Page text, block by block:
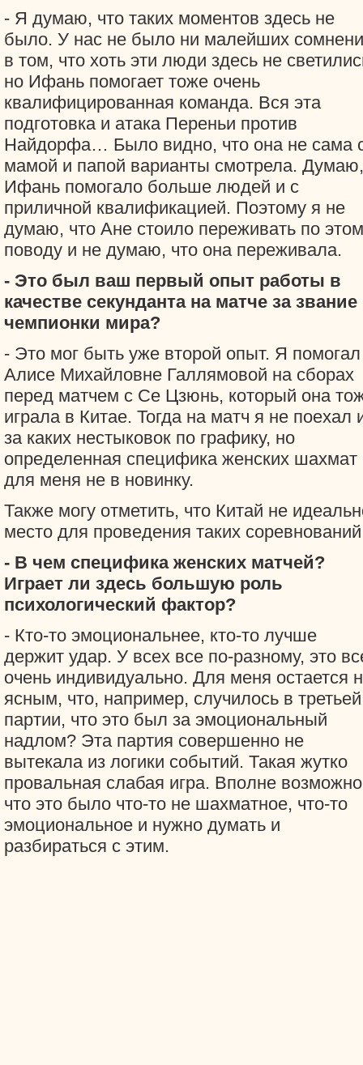
- Я думаю, что таких моментов здесь не
было. У нас не было ни малейших
в том, что хоть эти люди здесь не
но Ифань помогает тоже очень
квалифицированная команда. Вся эта
подготовка и атака Переньи против
Найдорфа… Было видно, что она не сама
мамой и папой варианты смотрела. Думаю,
Ифань помогало больше людей и с
приличной квалификацией. Поэтому я не
думаю, что Ане стоило переживать по
поводу и не думаю, что она переживала.
- Это был ваш первый опыт работы в
качестве секунданта на матче за звание
чемпионки мира?
- Это мог быть уже второй опыт. Я помогал
Алисе Михайловне Галлямовой на сборах
перед матчем с Се Цзюнь, который она
играла в Китае. Тогда на матч я не поехал
за каких нестыковок по графику, но
определенная специфика женских шахмат
для меня не в новинку.
Также могу отметить, что Китай не
место для проведения таких
- В чем специфика женских матчей?
Играет ли здесь большую роль
психологический фактор?
- Кто-то эмоциональнее, кто-то лучше
держит удар. У всех все по-разному, это
очень индивидуально. Для меня остается
ясным, что, например, случилось в третьей
партии, что это был за эмоциональный
надлом? Эта партия совершенно не
вытекала из логики событий. Такая жутко
провальная слабая игра. Вполне
что это было что-то не шахматное, что-то
эмоциональное и нужно думать и
разбираться с этим.